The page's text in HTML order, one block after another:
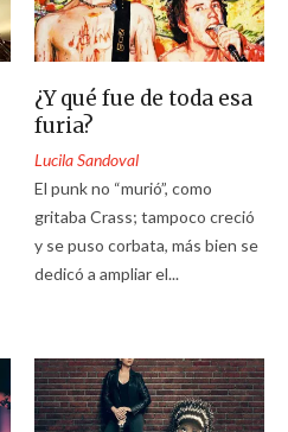
¿Y qué fue de toda esa
furia?
Lucila Sandoval
El punk no “murió”, como
gritaba Crass; tampoco creció
y se puso corbata, más bien se
dedicó a ampliar el...